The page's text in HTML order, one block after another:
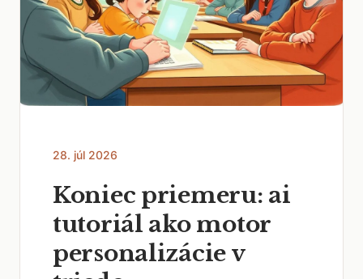
28. júl 2026
Koniec priemeru: ai
tutoriál ako motor
personalizácie v